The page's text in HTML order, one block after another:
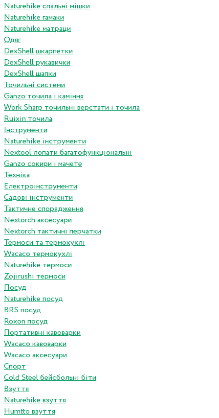
Naturehike спальні мішки
Naturehike гамаки
Naturehike матраци
Одяг
DexShell шкарпетки
DexShell рукавички
DexShell шапки
Точильні системи
Ganzo точила і каміння
Work Sharp точильні верстати і точила
Ruixin точила
Інструменти
Naturehike інструменти
Nextool лопати багатофункціональні
Ganzo сокири і мачете
Техніка
Електроінструменти
Садові інструменти
Тактичне спорядження
Nextorch аксесуари
Nextorch тактичні перчатки
Термоси та термокухлі
Wacaco термокухлі
Naturehike термоси
Zojirushi термоси
Посуд
Naturehike посуд
BRS посуд
Roxon посуд
Портативні кавоварки
Wacaco кавоварки
Wacaco аксесуари
Спорт
Cold Steel бейсбольні біти
Взуття
Naturehike взуття
Humtto взуття